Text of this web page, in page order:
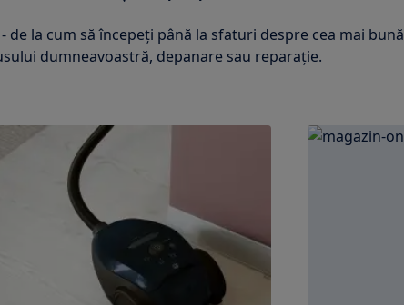
de la cum să începeți până la sfaturi despre cea mai bună
dumneavoastră, depanare sau reparație.